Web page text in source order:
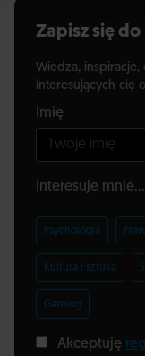
Zapisz się
Wiedza,
interesujących cię
Imię
Interesuje mnie...
Psychologia
Kultura i sztuka
Gaming
Akceptuję